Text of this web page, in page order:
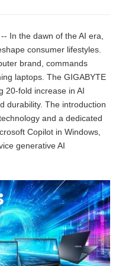
In the dawn of the AI era,
consumer lifestyles.
brand, commands
laptops. The GIGABYTE
20-fold increase in AI
durability. The introduction
and a dedicated
Copilot in Windows,
generative AI